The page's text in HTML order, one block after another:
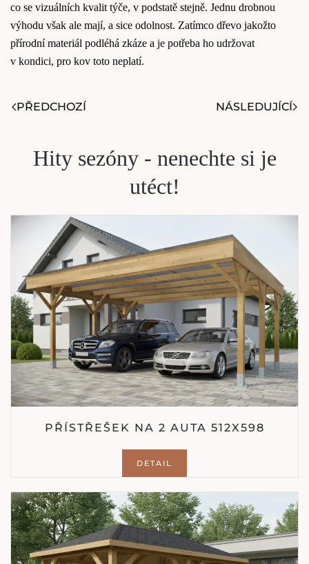
co se vizuálních kvalit týče, v podstatě stejně. Jednu drobnou
výhodu však ale mají, a sice odolnost. Zatímco dřevo jakožto
přírodní materiál podléhá zkáze a je potřeba ho udržovat
v kondici, pro kov toto neplatí.
PŘEDCHOZÍ NÁSLEDUJÍCÍ
Hity sezóny - nenechte si je
utéct!
PŘÍSTŘEŠEK NA 2 AUTA 512X598
DETAIL